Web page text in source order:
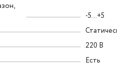
-5...+5
220 В
Есть